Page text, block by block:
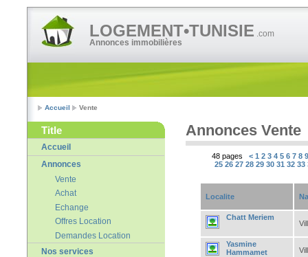
LOGEMENT•TUNISIE .com
Annonces immobilières
Accueil Vente
Title
Accueil
Annonces
Vente
Achat
Echange
Offres Location
Demandes Location
Nos services
Annonces Vente
48 pages < 1 2 3 4 5 6 7 8
25 26 27 28 29 30 31 32 33
Localite
Chatt Meriem
Yasmine
Hammamet